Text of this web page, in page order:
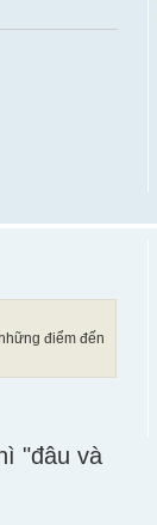
điểm đến
"đâu và